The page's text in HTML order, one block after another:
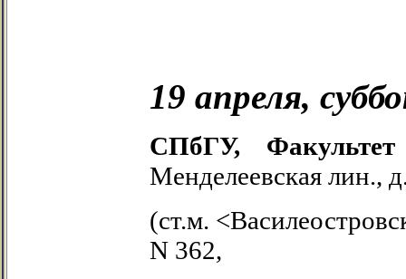
19 апреля,
СПбГУ,
Менделеевская лин.,
(ст.м.
N 362,